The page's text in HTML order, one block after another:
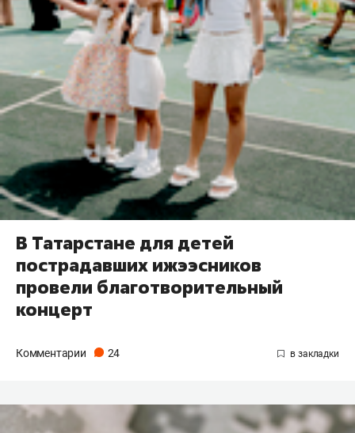
В Татарстане для детей
пострадавших ижээсников
провели благотворительный
концерт
Комментарии 24